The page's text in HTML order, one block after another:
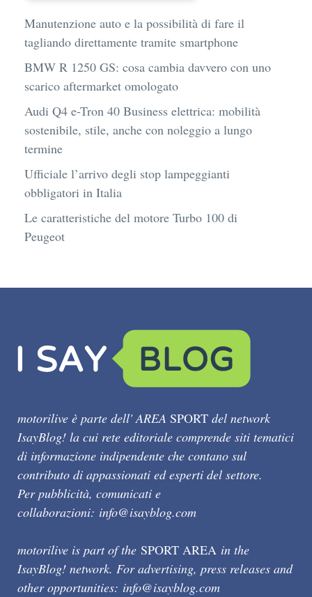
Manutenzione auto e la possibilità di fare il
tagliando direttamente tramite smartphone
BMW R 1250 GS: cosa cambia davvero con uno
scarico aftermarket omologato
Audi Q4 e-Tron 40 Business elettrica: mobilità
sostenibile, stile, anche con noleggio a lungo
termine
Ufficiale l’arrivo degli stop lampeggianti
obbligatori in Italia
Le caratteristiche del motore Turbo 100 di
Peugeot
motorilive è parte dell' AREA SPORT del network
IsayBlog! la cui rete editoriale comprende siti tematici
di informazione indipendente che contano sul
contributo di appassionati ed esperti del settore.
Per pubblicità, comunicati e
collaborazioni: info@isayblog.com
motorilive is part of the SPORT AREA in the
IsayBlog! network. For advertising, press releases and
other opportunities: info@isayblog.com